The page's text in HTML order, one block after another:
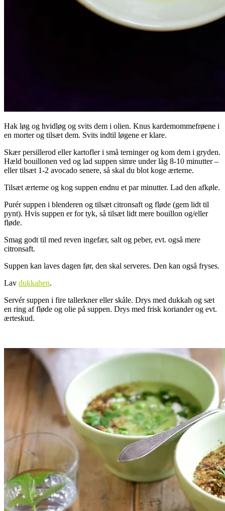
Hak løg og hvidløg og svits dem i olien. Knus kardemommefrøene i
en morter og tilsæt dem. Svits indtil løgene er klare.
Skær persillerod eller kartofler i små terninger og kom dem i gryden.
Hæld bouillonen ved og lad suppen simre under låg 8-10 minutter –
eller tilsæt 1-2 avocado senere, så skal du blot koge ærterne.
Tilsæt ærterne og kog suppen endnu et par minutter. Lad den afkøle.
Purér suppen i blenderen og tilsæt citronsaft og fløde (gem lidt til
pynt). Hvis suppen er for tyk, så tilsæt lidt mere bouillon og/eller
fløde.
Smag godt til med reven ingefær, salt og peber, evt. også mere
citronsaft.
Suppen kan laves dagen før, den skal serveres. Den kan også fryses.
Lav dukkahen.
Servér suppen i fire tallerkner eller skåle. Drys med dukkah og sæt
en ring af fløde og olie på suppen. Drys med frisk koriander og evt.
ærteskud.